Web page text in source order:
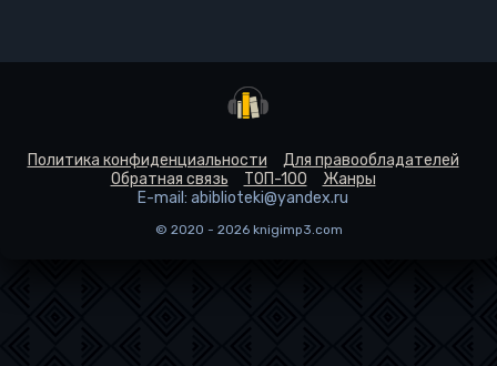
Политика конфиденциальности
Для правообладателей
Обратная связь
ТОП-100
Жанры
E-mail: abiblioteki@yandex.ru
© 2020 - 2026 knigimp3.com